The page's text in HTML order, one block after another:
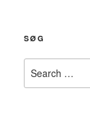
SØG
for: